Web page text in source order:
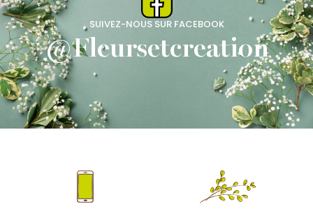
SUIVEZ-NOUS SUR FACEBOOK
@Fleursetcreation